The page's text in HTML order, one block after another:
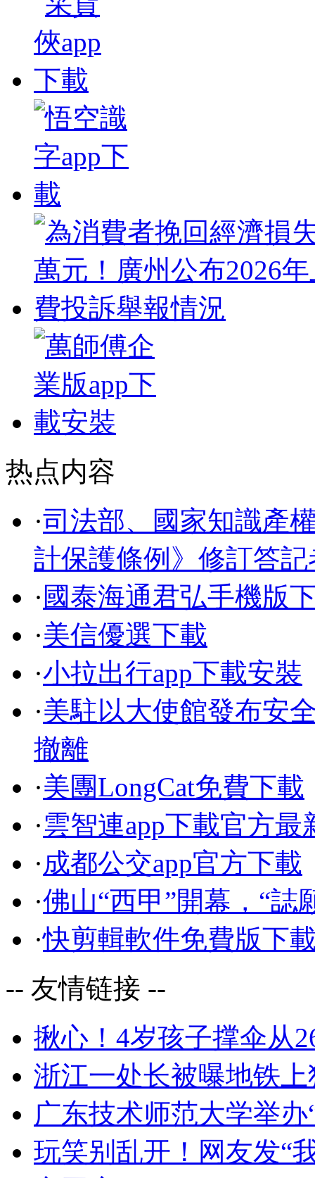
热点内容
·司法部、國家知識產
計保護條例》修訂答記
· 國泰海通君弘手機版
·美信優選下載
·小拉出行app下載安裝
·美駐以大使館發布安
撤離
·美團LongCat免費下載
·雲智連app下載官方最
·成都公交app官方下載
·佛山“西甲”開幕，“誌
·快剪輯軟件免費版下
-- 友情链接 --
揪心！4岁孩子撑伞从
浙江一处长被曝地铁
广东技术师范大学举
玩笑别乱开！网友发“